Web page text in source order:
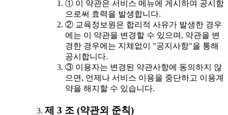
① 이 약관은 서비스 메뉴에 게시하여 공시함
으로써 효력을 발생합니다.
② 교육정보원은 합리적 사유가 발생한 경우
에는 이 약관을 변경할 수 있으며, 약관을 변
경한 경우에는 지체없이 "공지사항"을 통해
공시합니다.
③ 이용자는 변경된 약관사항에 동의하지 않
으면, 언제나 서비스 이용을 중단하고 이용계
약을 해지할 수 있습니다.
제 3 조 (약관외 준칙)